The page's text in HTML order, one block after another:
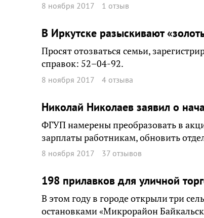
8 ноября 2017 1 отзыв
В Иркутске разыскивают
Просят отозваться семьи,
справок: 52–04-92.
8 ноября 2017 4 отзыва
Николай Николаев заявил о
ФГУП намерены преобразовать в
зарплаты работникам, обновить
8 ноября 2017 37 отзывов
198 прилавков для уличной
В этом году в городе открыли три
остановками «Микрорайон